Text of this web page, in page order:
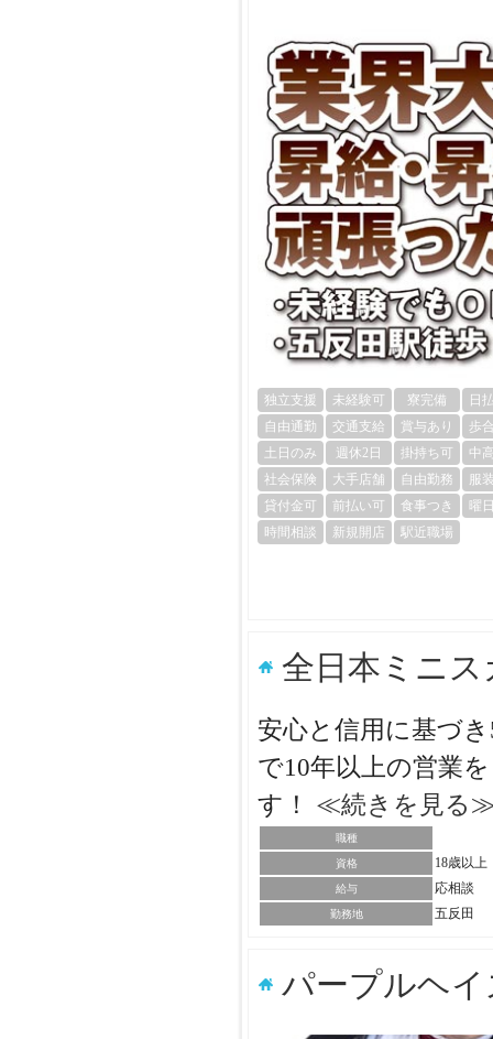
独立支援 未経験可 寮完備
日
自由通勤
交通支給 賞与あり
歩
土日のみ
週休2日 掛持ち可
中
社会保険
大手店舗 自由勤務
服
貸付金可
前払い可 食事つき
曜
時間相談
新規開店 駅近職場
全日本ミニス
安心と信用に基づ
で10年以上の営業
す！ ≪続きを見る
職種
資格 18歳以上
給与 応相談
勤務地 五反田
パープルヘイ